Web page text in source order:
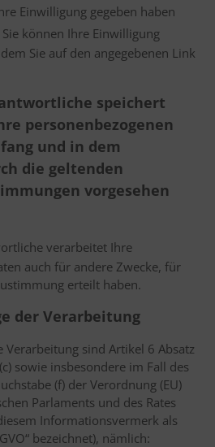
Einwilligung gegeben haben
Sie können Ihre Einwilligung
Sie auf den angegebenen Link
speichert
personenbezogenen
und in dem
die geltenden
vorgesehen
verarbeitet Ihre
auch für andere Zwecke, für
erteilt haben.
der Verarbeitung
Verarbeitung sind Artikel 6 Absatz
sowie insbesondere im Fall des
(f) der Verordnung (EU)
Parlaments und des Rates
Informationsvermerk als
bezeichnet), nämlich: